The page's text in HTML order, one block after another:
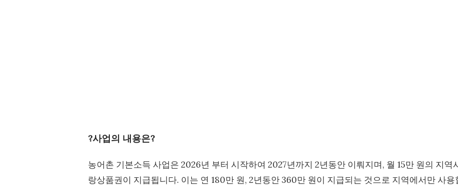
?사업의 내용은?
농어촌 기본소득 사업은 2026년 부터 시작하여 2027년까지 2년동안 이뤄지며, 월 15만 원의 지역
랑상품권이 지급됩니다. 이는 연 180만 원, 2년동안 360만 원이 지급되는 것으로 지역에서만 사용